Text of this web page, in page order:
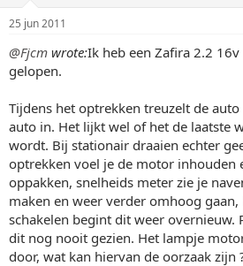
25 jun 2011
@Fjcm wrote:Ik heb een Zafira 2.2
gelopen.
Tijdens het optrekken treuzelt de
auto in. Het lijkt wel of het de laatste
wordt. Bij stationair draaien echter
optrekken voel je de motor inhouden
oppakken, snelheids meter zie je
maken en weer verder omhoog
schakelen begint dit weer overnieuw.
dit nog nooit gezien. Het lampje
door, wat kan hiervan de oorzaak zijn